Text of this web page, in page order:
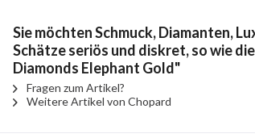
Sie möchten Schmuck, Diamanten,
Schätze seriös und diskret, so wie
Diamonds Elephant Gold"
Fragen zum Artikel?
Weitere Artikel von Chopard